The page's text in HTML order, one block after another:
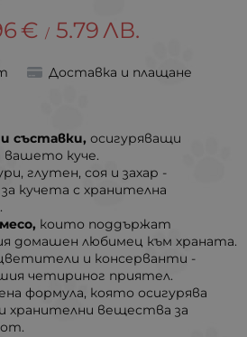
€ / 5.79ЛВ.
Доставка и плащане
съставки, осигуряващи
вашето куче.
глутен, соя и захар -
кучета с хранителна
които поддържат
домашен любимец към храната.
и консерванти -
четириног приятел.
формула, която осигурява
хранителни вещества за